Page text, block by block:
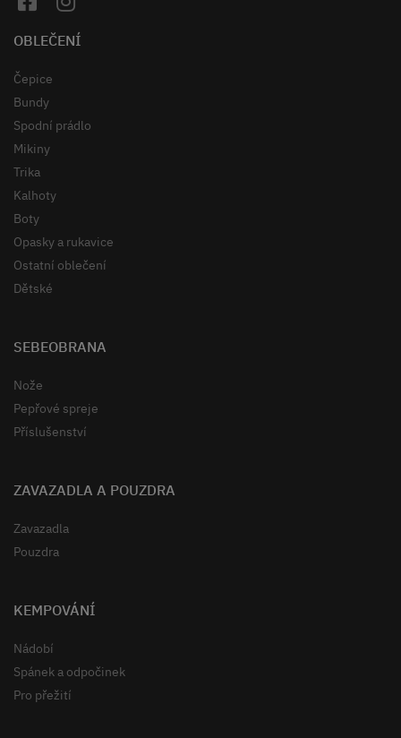
OBLEČENÍ
Čepice
Bundy
Spodní prádlo
Mikiny
Trika
Kalhoty
Boty
Opasky a rukavice
Ostatní oblečení
Dětské
SEBEOBRANA
Nože
Pepřové spreje
Příslušenství
ZAVAZADLA A POUZDRA
Zavazadla
Pouzdra
KEMPOVÁNÍ
Nádobí
Spánek a odpočinek
Pro přežití